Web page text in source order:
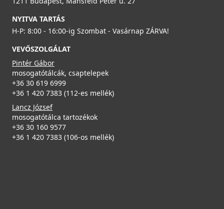
NYITVA TARTÁS
H-P: 8:00 - 16:00-ig Szombat - Vasárnap ZÁRVA!
VEVŐSZOLGÁLAT
Pintér Gábor
mosogatótálcák, csaptelepek
+36 30 619 6999
+36 1 420 7383 (112-es mellék)
Lancz József
mosogatótálca tartozékok
+36 30 160 9577
+36 1 420 7383 (106-os mellék)